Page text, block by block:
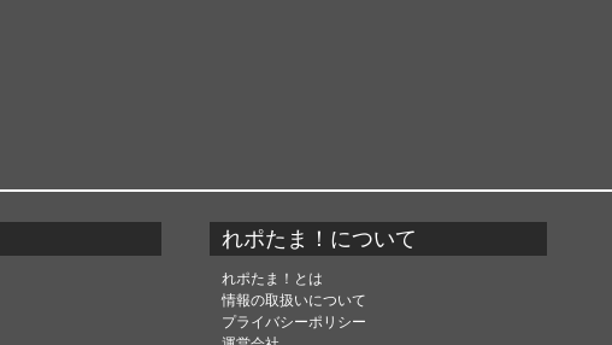
れポたま！について
れポたま！とは
情報の取扱いについて
プライバシーポリシー